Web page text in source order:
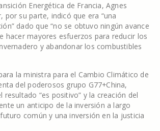
Energética de Francia, Agnes
por su parte, indicó que era “una
dado que “no se obtuvo ningún avance
hacer mayores esfuerzos para reducir los
y abandonar los combustibles
la ministra para el Cambio Climático de
del poderosos grupo G77+China,
resultado “es positivo” y la creación del
un anticipo de la inversión a largo
común y una inversión en la justicia